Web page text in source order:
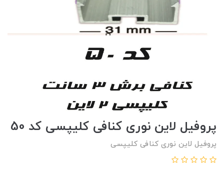
پروفیل لاین نوری کنافی کلیپسی کد 50
پروفیل لاین نوری کنافی کلیپسی